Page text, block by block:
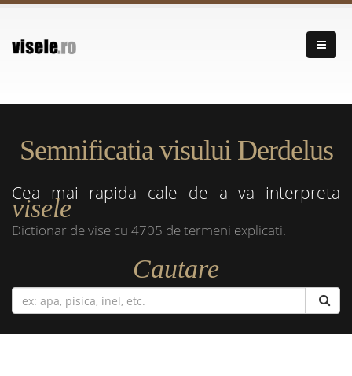
Semnificatia visului Derdelus
Cea mai rapida cale de a va interpreta
visele
Dictionar de vise cu 4705 de termeni explicati.
Cautare